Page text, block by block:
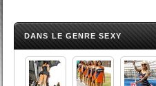
DANS LE GENRE SEXY